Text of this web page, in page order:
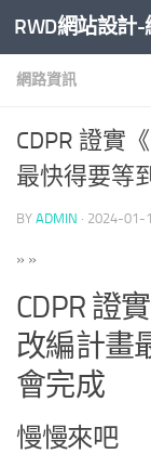
Skip to content
RWD網站設計
網路資訊
CDPR 證實
最快得要等
BY ADMIN · 2024-01-
» »
CDPR 證
改編計畫
會完成
慢慢來吧